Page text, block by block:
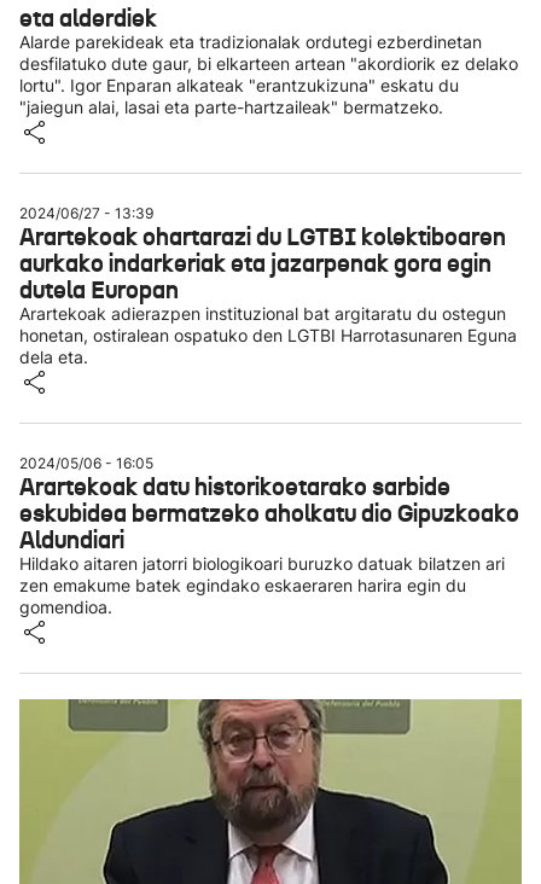
eta alderdiek
Alarde parekideak eta tradizionalak ordutegi ezberdinetan
desfilatuko dute gaur, bi elkarteen artean "akordiorik ez delako
lortu". Igor Enparan alkateak "erantzukizuna" eskatu du
"jaiegun alai, lasai eta parte-hartzaileak" bermatzeko.
2024/06/27 - 13:39
Arartekoak ohartarazi du LGTBI kolektiboaren
aurkako indarkeriak eta jazarpenak gora egin
dutela Europan
Arartekoak adierazpen instituzional bat argitaratu du ostegun
honetan, ostiralean ospatuko den LGTBI Harrotasunaren Eguna
dela eta.
2024/05/06 - 16:05
Arartekoak datu historikoetarako sarbide
eskubidea bermatzeko aholkatu dio Gipuzkoako
Aldundiari
Hildako aitaren jatorri biologikoari buruzko datuak bilatzen ari
zen emakume batek egindako eskaeraren harira egin du
gomendioa.